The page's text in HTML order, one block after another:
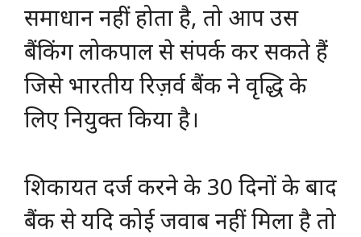
समाधान नहीं होता है, तो आप उस
बैंकिंग लोकपाल से संपर्क कर सकते हैं
जिसे भारतीय रिज़र्व बैंक ने वृद्धि के
लिए नियुक्त किया है।
शिकायत दर्ज करने के 30 दिनों के बाद
बैंक से यदि कोई जवाब नहीं मिला है तो